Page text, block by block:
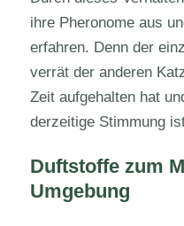
ihre Pheronome aus
erfahren. Denn der
verrät der anderen
Zeit aufgehalten hat
derzeitige Stimmung
Duftstoffe zum
Umgebung